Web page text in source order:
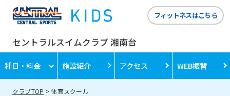
セントラルスイムクラブ 湘南台
フィットネスはこちら
種目・料金 施設紹介 アクセス WEB振替
クラブTOP 体育スクール